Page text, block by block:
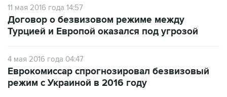
11 мая 2016 года 14:57
Договор о безвизовом режиме между
Турцией и Европой оказался под угрозой
4 мая 2016 года 04:47
Еврокомиссар спрогнозировал безвизовый
режим с Украиной в 2016 году